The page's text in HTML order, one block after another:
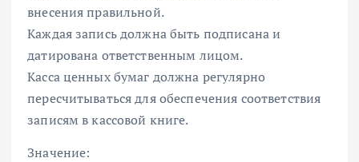
внесения правильной.
Каждая запись должна быть подписана и
датирована ответственным лицом.
Касса ценных бумаг должна регулярно
пересчитываться для обеспечения соответствия
записям в кассовой книге.
Значение: